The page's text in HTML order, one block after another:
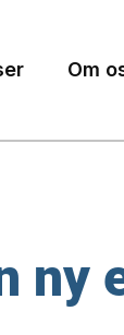
Om
ny